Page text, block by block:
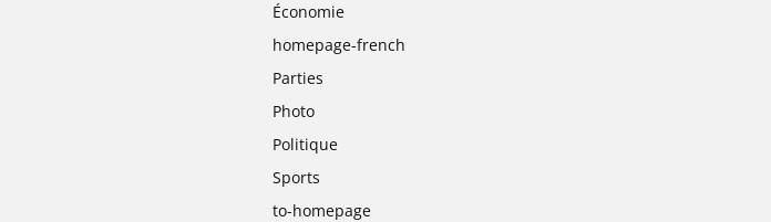
Économie
homepage-french
Parties
Photo
Politique
Sports
to-homepage